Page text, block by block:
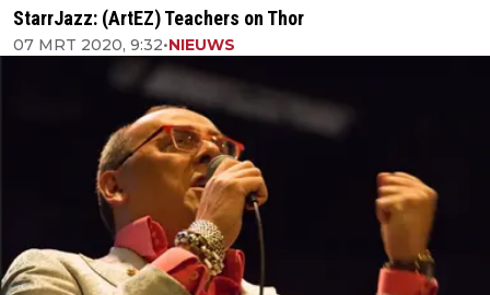
StarrJazz: (ArtEZ) Teachers on Thor
07 MRT 2020, 9:32•NIEUWS